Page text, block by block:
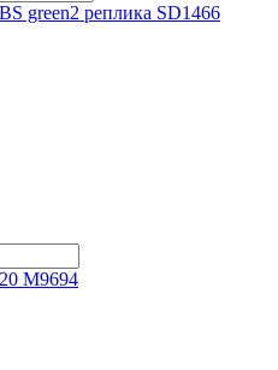
green2 реплика SD1466
M9694